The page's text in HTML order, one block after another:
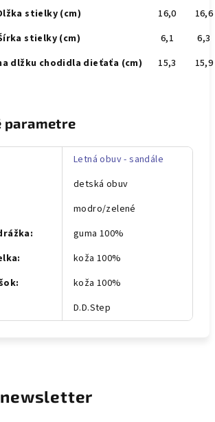
stielky (cm)
16,0
16,6
stielky (cm)
6,1
6,3
dlžku chodidla dieťaťa (cm)
15,3 15,9
parametre
Letná obuv - sandále
detská obuv
modro/zelené
:
guma 100%
:
koža 100%
:
koža 100%
D.D.Step